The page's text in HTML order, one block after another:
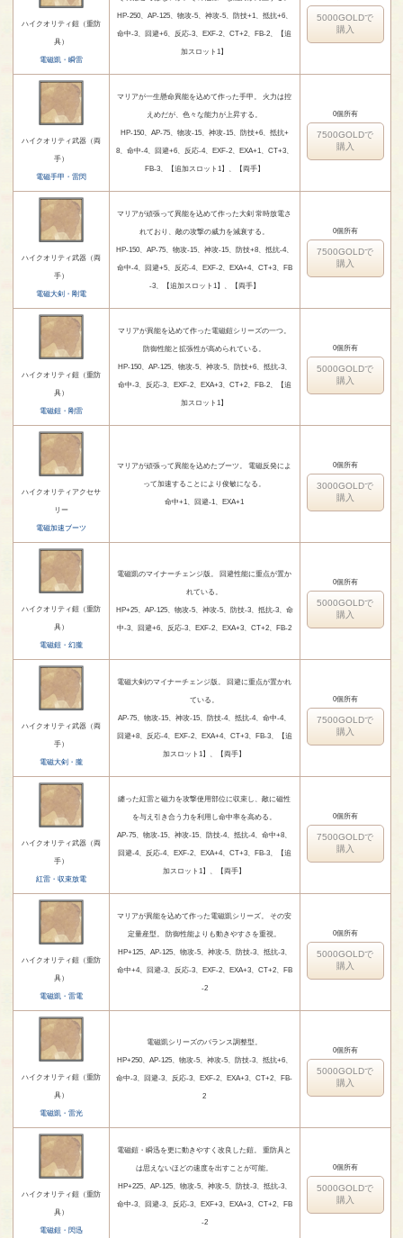
ハイクオリティ鎧（重防
具）
電磁凱・瞬雷
HP-250、AP-125、物攻-5、神攻-5、防技+1、抵抗+6、
命中-3、回避+6、反応-3、EXF-2、CT+2、FB-2、【追
加スロット1】
5000GOLDで
購入
ハイクオリティ武器（両
手）
電磁手甲・雷閃
マリアが一生懸命異能を込めて作った手甲。 火力は控
えめだが、色々な能力が上昇する。
HP-150、AP-75、物攻-15、神攻-15、防技+6、抵抗+
8、命中-4、回避+6、反応-4、EXF-2、EXA+1、CT+3、
FB-3、【追加スロット1】、【両手】
0個所有
7500GOLDで
購入
ハイクオリティ武器（両
手）
電磁大剣・剛電
マリアが頑張って異能を込めて作った大剣 常時放電さ
れており、敵の攻撃の威力を減衰する。
HP-150、AP-75、物攻-15、神攻-15、防技+8、抵抗-4、
命中-4、回避+5、反応-4、EXF-2、EXA+4、CT+3、FB
-3、【追加スロット1】、【両手】
0個所有
7500GOLDで
購入
ハイクオリティ鎧（重防
具）
電磁鎧・剛雷
マリアが異能を込めて作った電磁鎧シリーズの一つ。
防御性能と拡張性が高められている。
HP-150、AP-125、物攻-5、神攻-5、防技+6、抵抗-3、
命中-3、反応-3、EXF-2、EXA+3、CT+2、FB-2、【追
加スロット1】
0個所有
5000GOLDで
購入
ハイクオリティアクセサ
リー
電磁加速ブーツ
マリアが頑張って異能を込めたブーツ。 電磁反発によ
って加速することにより俊敏になる。
命中+1、回避-1、EXA+1
0個所有
3000GOLDで
購入
ハイクオリティ鎧（重防
具）
電磁鎧・幻朧
電磁凱のマイナーチェンジ版。 回避性能に重点が置か
れている。
HP+25、AP-125、物攻-5、神攻-5、防技-3、抵抗-3、命
中-3、回避+6、反応-3、EXF-2、EXA+3、CT+2、FB-2
0個所有
5000GOLDで
購入
ハイクオリティ武器（両
手）
電磁大剣・朧
電磁大剣のマイナーチェンジ版。 回避に重点が置かれ
ている。
AP-75、物攻-15、神攻-15、防技-4、抵抗-4、命中-4、
回避+8、反応-4、EXF-2、EXA+4、CT+3、FB-3、【追
加スロット1】、【両手】
0個所有
7500GOLDで
購入
ハイクオリティ武器（両
手）
紅雷・収束放電
纏った紅雷と磁力を攻撃使用部位に収束し、敵に磁性
を与え引き合う力を利用し命中率を高める。
AP-75、物攻-15、神攻-15、防技-4、抵抗-4、命中+8、
回避-4、反応-4、EXF-2、EXA+4、CT+3、FB-3、【追
加スロット1】、【両手】
0個所有
7500GOLDで
購入
ハイクオリティ鎧（重防
具）
電磁凱・雷電
マリアが異能を込めて作った電磁凱シリーズ。 その安
定量産型。 防御性能よりも動きやすさを重視。
HP+125、AP-125、物攻-5、神攻-5、防技-3、抵抗-3、
命中+4、回避-3、反応-3、EXF-2、EXA+3、CT+2、FB
-2
0個所有
5000GOLDで
購入
ハイクオリティ鎧（重防
具）
電磁凱・雷光
電磁凱シリーズのバランス調整型。
HP+250、AP-125、物攻-5、神攻-5、防技-3、抵抗+6、
命中-3、回避-3、反応-3、EXF-2、EXA+3、CT+2、FB-
2
0個所有
5000GOLDで
購入
ハイクオリティ鎧（重防
具）
電磁鎧・閃迅
電磁鎧・瞬迅を更に動きやすく改良した鎧。 重防具と
は思えないほどの速度を出すことが可能。
HP+225、AP-125、物攻-5、神攻-5、防技-3、抵抗-3、
命中-3、回避-3、反応-3、EXF+3、EXA+3、CT+2、FB
-2
0個所有
5000GOLDで
購入